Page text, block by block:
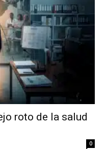
roto de la salud
0